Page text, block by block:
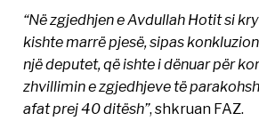
“Në zgjedhjen e Avdullah Hotit si
kishte marrë pjesë, sipas
një deputet, që ishte i dënuar për
zhvillimin e zgjedhjeve të
afat prej 40 ditësh”, shkruan FAZ.